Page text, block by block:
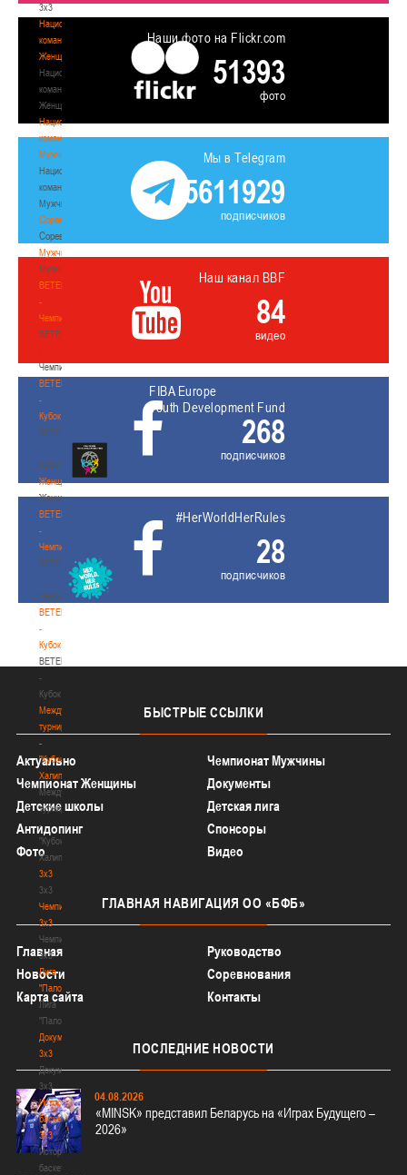
3х3
Национальная
команда.
Женщины
Национальная
команда.
Женщины
Национальная
команда.
Мужчины
Национальная
команда.
Мужчины
Соревнования
Соревнования
Мужчины
Мужчины
BETERA
-
Чемпионат
BETERA
-
Чемпионат
BETERA
-
Кубок
BETERA
-
Кубок
Женщины
Женщины
BETERA
-
Чемпионат
BETERA
-
Чемпионат
BETERA
-
Кубок
BETERA
-
Кубок
Международный
турнир
-
"Кубок
Халипского"
Международный
турнир
-
"Кубок
Халипского"
3x3
3x3
Чемпионат
3х3
Чемпионат
3х3
Лига
"Палова"
Лига
"Палова"
Документы
3х3
Документы
3х3
История
баскетбола
3х3
История
баскетбола
Наши фото на Flickr.com
51393
фото
Мы в Telegram
5611929
подписчиков
Наш канал BBF
84
видео
FIBA Europe
Youth Development Fund
268
подписчиков
#HerWorldHerRules
28
подписчиков
БЫСТРЫЕ ССЫЛКИ
Актуально
Чемпионат Мужчины
Чемпионат Женщины
Документы
Детские школы
Детская лига
Антидопинг
Спонсоры
Фото
Видео
ГЛАВНАЯ НАВИГАЦИЯ ОО «БФБ»
Главная
Руководство
Новости
Соревнования
Карта сайта
Контакты
ПОСЛЕДНИЕ НОВОСТИ
04.08.2026
«MINSK» представил Беларусь на «Играх Будущего –
2026»